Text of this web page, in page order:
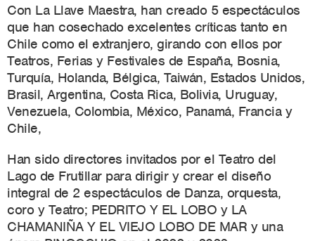
Con La Llave Maestra, han creado 5 espectáculos
que han cosechado excelentes críticas tanto en
Chile como el extranjero, girando con ellos por
Teatros, Ferias y Festivales de España, Bosnia,
Turquía, Holanda, Bélgica, Taiwán, Estados Unidos,
Brasil, Argentina, Costa Rica, Bolivia, Uruguay,
Venezuela, Colombia, México, Panamá, Francia y
Chile,
Han sido directores invitados por el Teatro del
Lago de Frutillar para dirigir y crear el diseño
integral de 2 espectáculos de Danza, orquesta,
coro y Teatro; PEDRITO Y EL LOBO y LA
CHAMANIÑA Y EL VIEJO LOBO DE MAR y una